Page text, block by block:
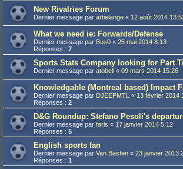
New Rivalries Forum
Dernier message par artielange « 12 août 2014
What we need ie: Forwards/Defense
Dernier message par Bus0 « 25 mai 2014 8:13
Réponses : 7
Sports Stats Company looking for Part
Dernier message par atobell « 09 mars 2014 15:26
Knowledgable (Montreal based) Impact
Dernier message par DJEEPMTL « 13 février 2014
Réponses : 2
D&G Roundup: Stefano Pesoli's
Dernier message par faris « 17 janvier 2014 5:12
Réponses : 5
English sports fan
Dernier message par Van Basten « 23 janvier 2013
Réponses : 1